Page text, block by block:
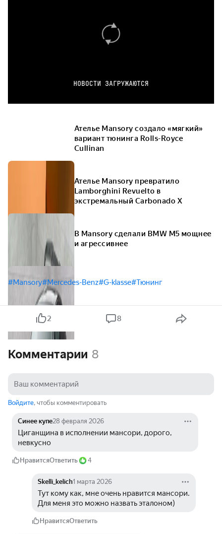
НОВОСТИ ЗАГРУЖАЮТСЯ
Ателье Mansory создало «мягкий»
вариант тюнинга Rolls-Royce
Cullinan
Ателье Mansory превратило
Lamborghini Revuelto в
экстремальный Carbonado X
В Mansory сделали BMW M5 мощнее
и агрессивнее
#Mansory#Mercedes-Benz#G-klasse#Тюнинг
2 8
Комментарии 8
Войдите, чтобы комментировать
Синее купе28 февраля 2026
Циганщина в исполнении мансори, дорого,
невкусно
НравитсяОтветить 4
Skelli_kelich1 марта 2026
Тут кому как, мне очень нравится мансори.
Для меня это можно назвать эталоном)
НравитсяОтветить